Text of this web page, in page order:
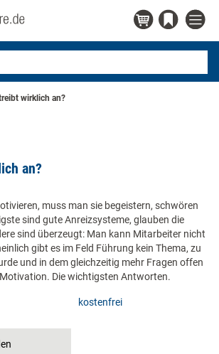
wirklich an?
an?
muss man sie begeistern, schwören
sind gute Anreizsysteme, glauben die
sind überzeugt: Man kann Mitarbeiter nicht
gibt es im Feld Führung kein Thema, zu
und in dem gleichzeitig mehr Fragen offen
Die wichtigsten Antworten.
kostenfrei